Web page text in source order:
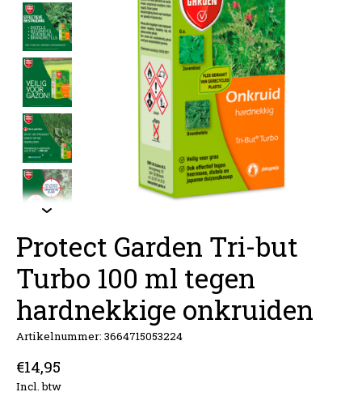
Protect Garden Tri-but
Turbo 100 ml tegen
hardnekkige onkruiden
Artikelnummer: 3664715053224
€14,95
Incl. btw